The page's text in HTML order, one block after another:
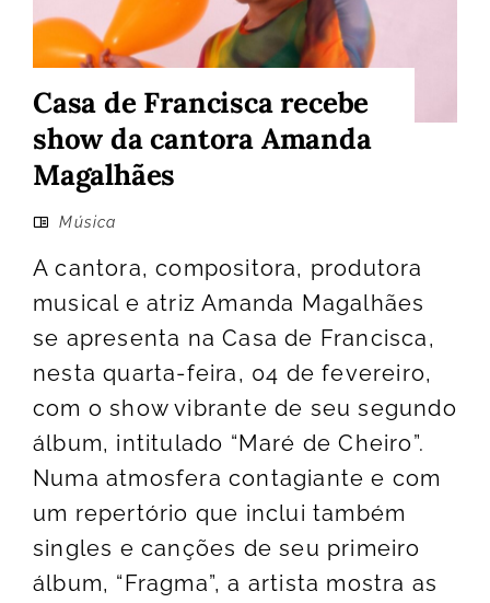
Casa de Francisca recebe
show da cantora Amanda
Magalhães
Música
A cantora, compositora, produtora
musical e atriz Amanda Magalhães
se apresenta na Casa de Francisca,
nesta quarta-feira, 04 de fevereiro,
com o show vibrante de seu segundo
álbum, intitulado “Maré de Cheiro”.
Numa atmosfera contagiante e com
um repertório que inclui também
singles e canções de seu primeiro
álbum, “Fragma”, a artista mostra as